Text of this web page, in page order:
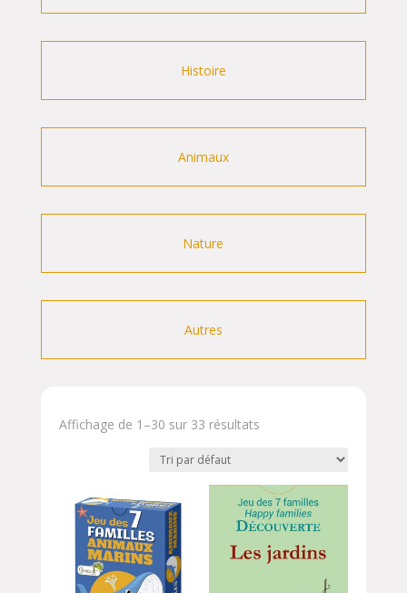
Histoire
Animaux
Nature
Autres
Affichage de 1–30 sur 33 résultats